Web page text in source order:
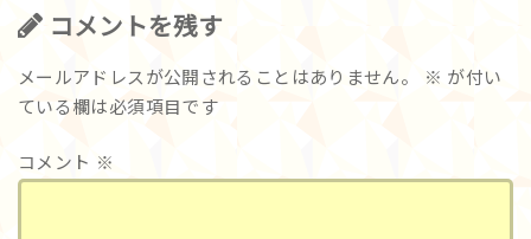
コメントを残す
メールアドレスが公開されることはありません。 ※ が付い
ている欄は必須項目です
コメント ※